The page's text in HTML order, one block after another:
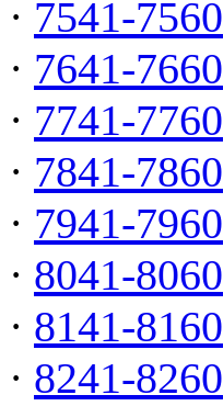
· 7541-7560
· 7641-7660
· 7741-7760
· 7841-7860
· 7941-7960
· 8041-8060
· 8141-8160
· 8241-8260